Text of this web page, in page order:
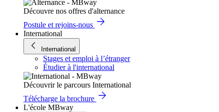
Découvre nos offres d'alternance
Postule et rejoins-nous
International
International
Stages et emploi à l’étranger
Étudier à l'international
Découvrir le parcours International
Télécharge la brochure
L'école MBway